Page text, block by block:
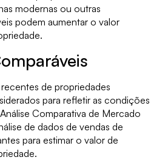
modernas ou outras
podem aumentar o valor
de propriedades
para refletir as condições
Comparativa de Mercado
de dados de vendas de
para estimar o valor de